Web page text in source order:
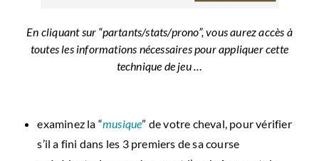
En cliquant sur “partants/stats/prono”, vous aurez accès à
toutes les informations nécessaires pour appliquer cette
technique de jeu …
examinez la “musique” de votre cheval, pour vérifier
s’il a fini dans les 3 premiers de sa course